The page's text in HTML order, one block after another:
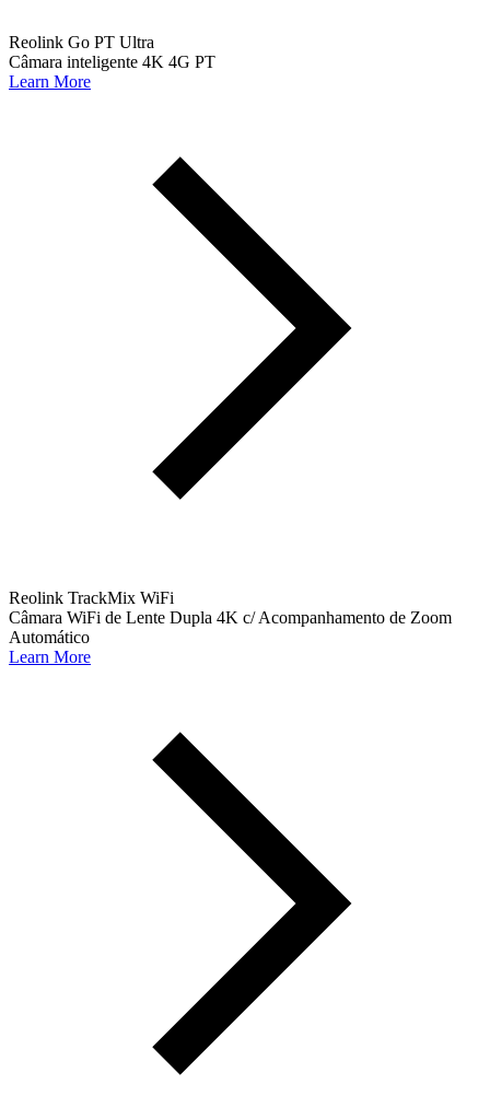
Reolink Go PT Ultra
Câmara inteligente 4K 4G PT
Learn More
Reolink TrackMix WiFi
Câmara WiFi de Lente Dupla 4K c/ Acompanhamento de Zoom
Automático
Learn More